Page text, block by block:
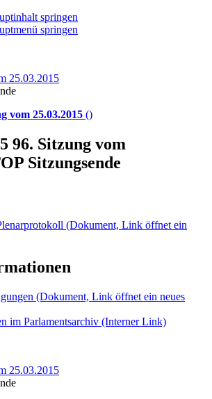
springen
springen
25.03.2015
vom 25.03.2015 ()
96. Sitzung vom
Sitzungsende
(Dokument, Link öffnet ein
(Dokument, Link öffnet ein neues
im Parlamentsarchiv (Interner Link)
25.03.2015